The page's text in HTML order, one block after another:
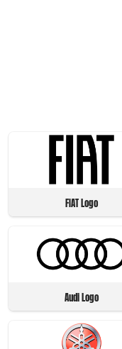
FIAT Logo
Audi Logo